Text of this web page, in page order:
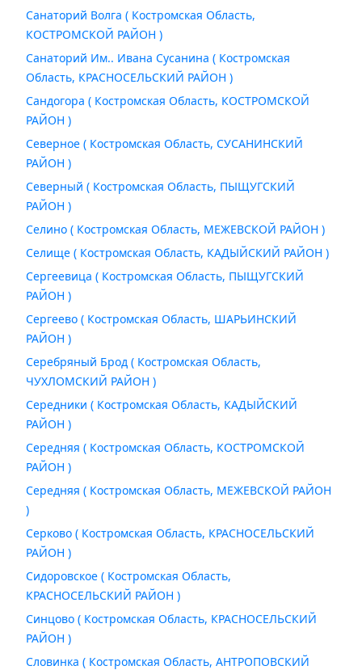
Санаторий Волга ( Костромская Область,
КОСТРОМСКОЙ РАЙОН )
Санаторий Им.. Ивана Сусанина ( Костромская
Область, КРАСНОСЕЛЬСКИЙ РАЙОН )
Сандогора ( Костромская Область, КОСТРОМСКОЙ
РАЙОН )
Северное ( Костромская Область, СУСАНИНСКИЙ
РАЙОН )
Северный ( Костромская Область, ПЫЩУГСКИЙ
РАЙОН )
Селино ( Костромская Область, МЕЖЕВСКОЙ РАЙОН )
Селище ( Костромская Область, КАДЫЙСКИЙ РАЙОН )
Сергеевица ( Костромская Область, ПЫЩУГСКИЙ
РАЙОН )
Сергеево ( Костромская Область, ШАРЬИНСКИЙ
РАЙОН )
Серебряный Брод ( Костромская Область,
ЧУХЛОМСКИЙ РАЙОН )
Середники ( Костромская Область, КАДЫЙСКИЙ
РАЙОН )
Середняя ( Костромская Область, КОСТРОМСКОЙ
РАЙОН )
Середняя ( Костромская Область, МЕЖЕВСКОЙ РАЙОН
)
Серково ( Костромская Область, КРАСНОСЕЛЬСКИЙ
РАЙОН )
Сидоровское ( Костромская Область,
КРАСНОСЕЛЬСКИЙ РАЙОН )
Синцово ( Костромская Область, КРАСНОСЕЛЬСКИЙ
РАЙОН )
Словинка ( Костромская Область, АНТРОПОВСКИЙ